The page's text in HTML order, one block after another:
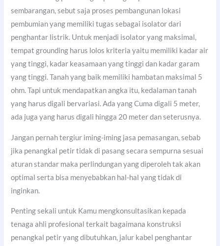
sembarangan, sebut saja proses pembangunan lokasi
pembumian yang memiliki tugas sebagai isolator dari
penghantar listrik. Untuk menjadi isolator yang maksimal,
tempat grounding harus lolos kriteria yaitu memiliki kadar air
yang tinggi, kadar keasamaan yang tinggi dan kadar garam
yang tinggi. Tanah yang baik memiliki hambatan maksimal 5
ohm. Tapi untuk mendapatkan angka itu, kedalaman tanah
yang harus digali bervariasi. Ada yang Cuma digali 5 meter,
ada juga yang harus digali hingga 20 meter dan seterusnya.
Jangan pernah tergiur iming-iming jasa pemasangan, sebab
jika penangkal petir tidak di pasang secara sempurna sesuai
aturan standar maka perlindungan yang diperoleh tak akan
optimal serta bisa menyebabkan hal-hal yang tidak di
inginkan.
Penting sekali untuk Kamu mengkonsultasikan kepada
tenaga ahli profesional terkait bagaimana konstruksi
penangkal petir yang dibutuhkan, jalur kabel penghantar